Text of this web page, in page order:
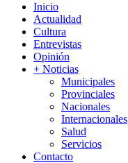
Inicio
Actualidad
Cultura
Entrevistas
Opinión
+ Noticias
Municipales
Provinciales
Nacionales
Internacionales
Salud
Servicios
Contacto